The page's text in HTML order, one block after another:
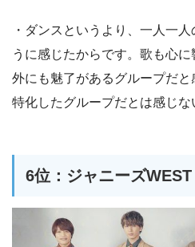
・ダンスというより、一人一
うに感じたからです。歌も心
外にも魅了があるグループだ
特化したグループだとは感じな
6位：ジャニーズWEST